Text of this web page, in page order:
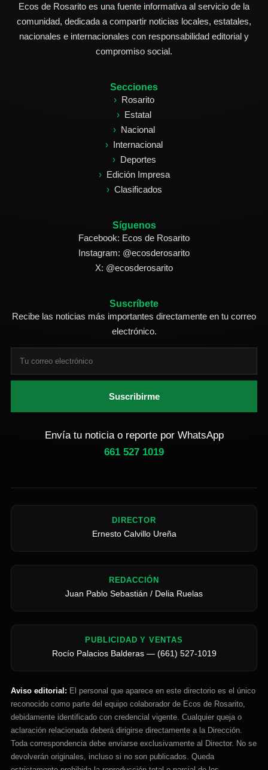
Ecos de Rosarito es una fuente informativa al servicio de la
comunidad, dedicada a compartir noticias locales, estatales,
nacionales e internacionales con responsabilidad editorial y
compromiso social.
Secciones
Rosarito
Estatal
Nacional
Internacional
Deportes
Edición Impresa
Clasificados
Síguenos
Facebook: Ecos de Rosarito
Instagram: @ecosderosarito
X: @ecosderosarito
Suscríbete
Recibe las noticias más importantes directamente en tu correo
electrónico.
Suscribirme
Envía tu noticia o reporte por WhatsApp
661 527 1019
DIRECTOR
Ernesto Calvillo Ureña
REDACCIÓN
Juan Pablo Sebastián / Delia Ruelas
PUBLICIDAD Y VENTAS
Rocío Palacios Balderas — (661) 527-1019
Aviso editorial: El personal que aparece en este directorio es el único
reconocido como parte del equipo colaborador de Ecos de Rosarito,
debidamente identificado con credencial vigente. Cualquier queja o
aclaración relacionada deberá dirigirse directamente a la Dirección.
Toda correspondencia debe enviarse exclusivamente al Director. No se
devolverán originales, incluso si no son publicados. Queda